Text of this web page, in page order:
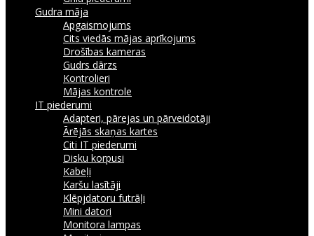
Gudra māja
Apgaismojums
Cits viedās mājas aprīkojums
Drošības kameras
Gudrs dārzs
Kontrolieri
Mājas kontrole
IT piederumi
Adapteri, pārejas un pārveidotāji
Ārējās skaņas kartes
Citi IT piederumi
Disku korpusi
Kabeļi
Karšu lasītāji
Klēpjdatoru futrāļi
Mini datori
Monitora lampas